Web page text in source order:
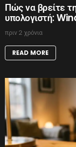
Πώς να βρείτε
υπολογιστή:
πριν 2 χρόνια
READ MORE